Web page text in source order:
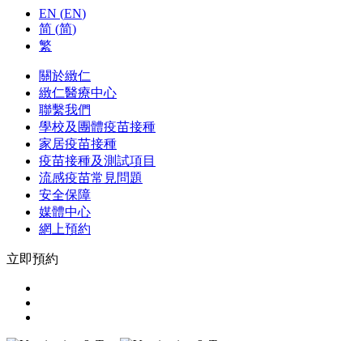
EN (EN)
简 (简)
繁
關於緻仁
緻仁醫療中心
聯繫我們
學校及團體疫苗接種
家居疫苗接種
疫苗接種及測試項目
流感疫苗常見問題
安全保障
媒體中心
網上預約
立即預約